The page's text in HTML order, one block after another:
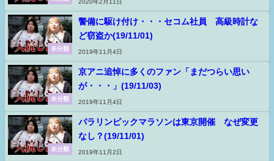
2020年2月11日
未分類
警備に駆け付け・・・セコム社員 高級時計な
ど窃盗か(19/11/01)
2019年11月4日
未分類
京アニ追悼に多くのファン「まだつらい思い
が・・・」(19/11/03)
2019年11月4日
未分類
パラリンピックマラソンは東京開催 なぜ変更
なし？(19/11/01)
2019年11月2日